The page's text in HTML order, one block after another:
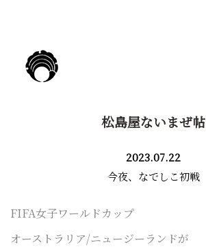
松島屋ないまぜ帖
2023.07.22
今夜、なでしこ初戦
FIFA女子ワールドカップ
オーストラリア/ニュージーランドが